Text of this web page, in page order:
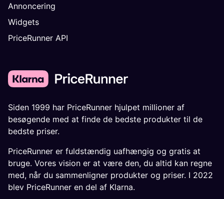
Annoncering
Widgets
PriceRunner API
Siden 1999 har PriceRunner hjulpet millioner af
besøgende med at finde de bedste produkter til de
bedste priser.
PriceRunner er fuldstændig uafhængig og gratis at
bruge. Vores vision er at være den, du altid kan regne
med, når du sammenligner produkter og priser. I 2022
blev PriceRunner en del af Klarna.